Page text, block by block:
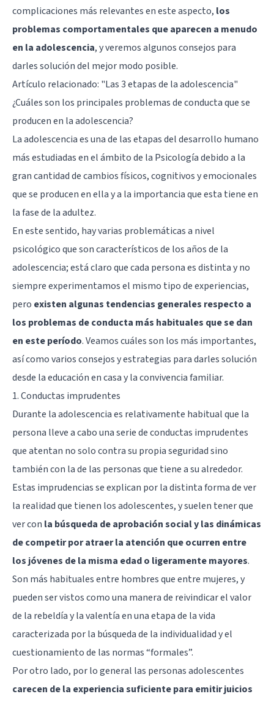
complicaciones más relevantes en este aspecto, los
problemas comportamentales que aparecen a menudo
en la adolescencia, y veremos algunos consejos para
darles solución del mejor modo posible.
Artículo relacionado: "Las 3 etapas de la adolescencia"
¿Cuáles son los principales problemas de conducta que se
producen en la adolescencia?
La adolescencia es una de las etapas del desarrollo humano
más estudiadas en el ámbito de la Psicología debido a la
gran cantidad de cambios físicos, cognitivos y emocionales
que se producen en ella y a la importancia que esta tiene en
la fase de la adultez.
En este sentido, hay varias problemáticas a nivel
psicológico que son característicos de los años de la
adolescencia; está claro que cada persona es distinta y no
siempre experimentamos el mismo tipo de experiencias,
pero existen algunas tendencias generales respecto a
los problemas de conducta más habituales que se dan
en este período. Veamos cuáles son los más importantes,
así como varios consejos y estrategias para darles solución
desde la educación en casa y la convivencia familiar.
1. Conductas imprudentes
Durante la adolescencia es relativamente habitual que la
persona lleve a cabo una serie de conductas imprudentes
que atentan no solo contra su propia seguridad sino
también con la de las personas que tiene a su alrededor.
Estas imprudencias se explican por la distinta forma de ver
la realidad que tienen los adolescentes, y suelen tener que
ver con la búsqueda de aprobación social y las dinámicas
de competir por atraer la atención que ocurren entre
los jóvenes de la misma edad o ligeramente mayores.
Son más habituales entre hombres que entre mujeres, y
pueden ser vistos como una manera de reivindicar el valor
de la rebeldía y la valentía en una etapa de la vida
caracterizada por la búsqueda de la individualidad y el
cuestionamiento de las normas “formales”.
Por otro lado, por lo general las personas adolescentes
carecen de la experiencia suficiente para emitir juicios